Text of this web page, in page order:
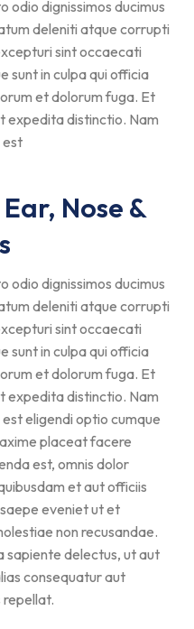
odio dignissimos ducimus
deleniti atque corrupti
sint occaecati
sunt in culpa qui officia
et dolorum fuga. Et
expedita distinctio. Nam
est
Nose &
odio dignissimos ducimus
deleniti atque corrupti
sint occaecati
sunt in culpa qui officia
et dolorum fuga. Et
expedita distinctio. Nam
eligendi optio cumque
placeat facere
est, omnis dolor
et aut officiis
eveniet ut et
non recusandae.
sapiente delectus, ut aut
consequatur aut